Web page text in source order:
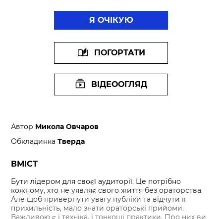
Я ОЧІКУЮ
ПОГОРТАТИ
ВІДЕООГЛЯД
Автор Микола Овчаров
Обкладинка Тверда
ВМІСТ
Бути лідером для своєї аудиторії. Це потрібно
кожному, хто не уявляє свого життя без ораторства.
Але щоб привернути увагу публіки та відчути її
прихильність, мало знати ораторські прийоми.
Важливою є і техніка, і тонкощі практики. Про них ви